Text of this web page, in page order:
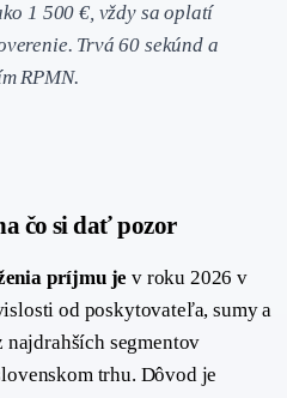
1 500 €, vždy sa oplatí
Trvá 60 sekúnd a
RPMN.
čo si dať pozor
príjmu je v roku 2026 v
od poskytovateľa, sumy a
segmentov
trhu. Dôvod je